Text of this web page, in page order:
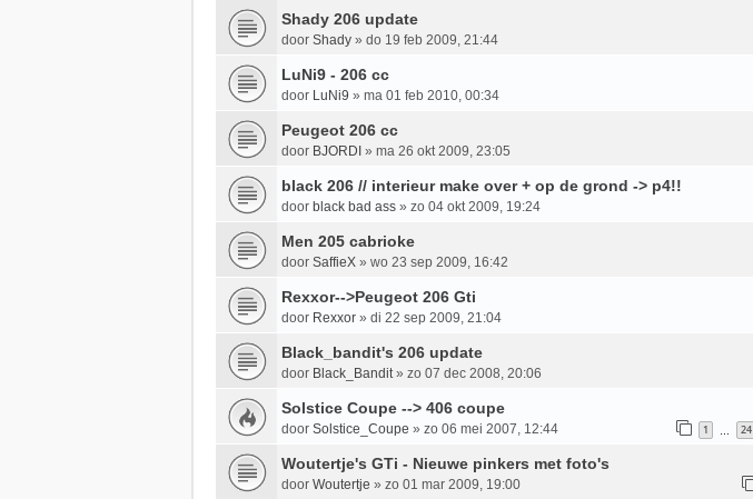
Shady 206 update
door Shady » do 19 feb 2009, 21:44
LuNi9 - 206 cc
door LuNi9 » ma 01 feb 2010, 00:34
Peugeot 206 cc
door BJORDI » ma 26 okt 2009, 23:05
black 206 // interieur make over + op de grond -> p4!!
door black bad ass » zo 04 okt 2009, 19:24
Men 205 cabrioke
door SaffieX » wo 23 sep 2009, 16:42
Rexxor-->Peugeot 206 Gti
door Rexxor » di 22 sep 2009, 21:04
Black_bandit's 206 update
door Black_Bandit» zo 07 dec 2008, 20:06
Solstice Coupe --> 406 coupe
door Solstice_Coupe » zo 06 mei 2007, 12:44 1 … 24
Woutertje's GTi - Nieuwe pinkers met foto's
door Woutertje » zo 01 mar 2009, 19:00